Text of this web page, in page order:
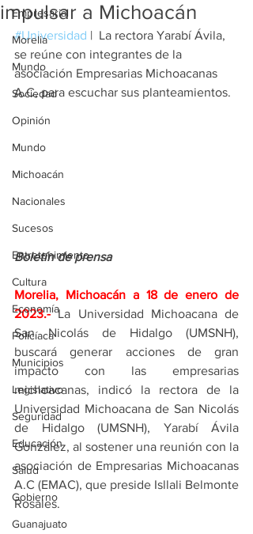
Empresarial
Morelia
Mundo
Sociedad
Opinión
Mundo
Michoacán
Nacionales
Sucesos
Entretenimiento
Cultura
Economía
Policíaca
Municipios
Legislativo
Seguridad
Educación
Salud
Gobierno
Guanajuato
impulsar a Michoacán
#Universidad |  La rectora Yarabí Ávila,
se reúne con integrantes de la
asociación Empresarias Michoacanas
A.C, para escuchar sus planteamientos.
Boletín de prensa
Morelia, Michoacán a 18 de enero de
2023.- La Universidad Michoacana de
San Nicolás de Hidalgo (UMSNH),
buscará generar acciones de gran
impacto con las empresarias
michoacanas, indicó la rectora de la
Universidad Michoacana de San Nicolás
de Hidalgo (UMSNH), Yarabí Ávila
González, al sostener una reunión con la
asociación de Empresarias Michoacanas
A.C (EMAC), que preside Isllali Belmonte
Rosales.